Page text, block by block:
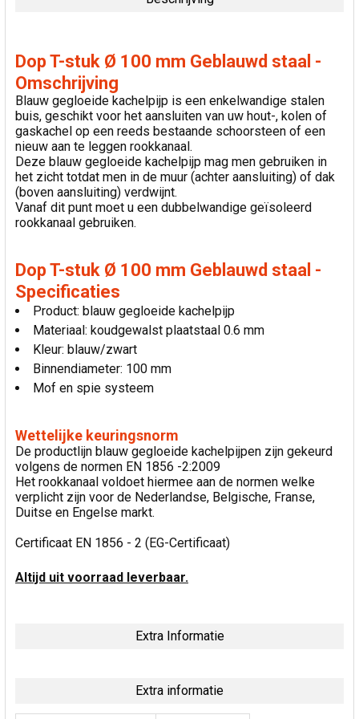
VOEG
GESELECTEERDE
TOE AAN
WINKELWAGEN
Dop T-stuk Ø 100 mm Geblauwd staal -
Omschrijving
Blauw gegloeide kachelpijp is een enkelwandige stalen
buis, geschikt voor het aansluiten van uw hout-, kolen of
gaskachel op een reeds bestaande schoorsteen of een
nieuw aan te leggen rookkanaal.
Deze blauw gegloeide kachelpijp mag men gebruiken in
het zicht totdat men in de muur (achter aansluiting) of dak
(boven aansluiting) verdwijnt.
Vanaf dit punt moet u een dubbelwandige geïsoleerd
rookkanaal gebruiken.
Dop T-stuk Ø 100 mm Geblauwd staal -
Specificaties
Product: blauw gegloeide kachelpijp
Materiaal: koudgewalst plaatstaal 0.6 mm
Kleur: blauw/zwart
Binnendiameter: 100 mm
Mof en spie systeem
Wettelijke keuringsnorm
De productlijn blauw gegloeide kachelpijpen zijn gekeurd
volgens de normen EN 1856 -2:2009
Het rookkanaal voldoet hiermee aan de normen welke
verplicht zijn voor de Nederlandse, Belgische, Franse,
Duitse en Engelse markt.
Certificaat EN 1856 - 2 (EG-Certificaat)
Altijd uit voorraad leverbaar.
Extra Informatie
Extra informatie